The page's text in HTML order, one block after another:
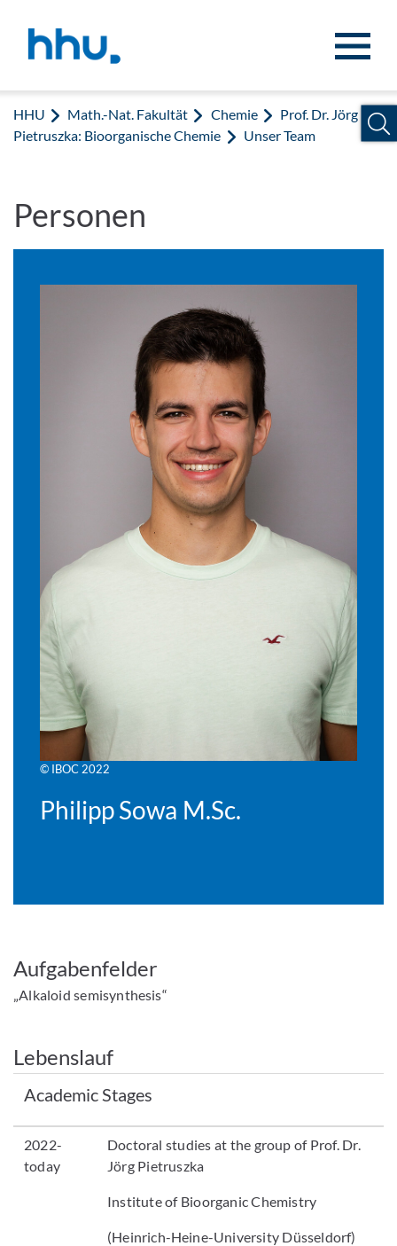
HHU Math.-Nat. Fakultät Chemie
Prof. Dr. Jörg
Pietruszka: Bioorganische Chemie
Unser Team
Personen
© IBOC 2022
Philipp Sowa M.Sc.
Aufgabenfelder
„Alkaloid semisynthesis“
Lebenslauf
Academic Stages
2022-
today
Doctoral studies at the group of Prof. Dr.
Jörg Pietruszka
Institute of Bioorganic Chemistry
(Heinrich-Heine-University Düsseldorf)